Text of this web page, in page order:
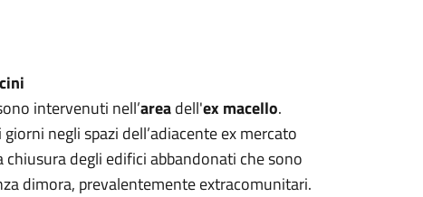
intervenuti nell’areadell'ex macello.
negli spazi dell’adiacente ex mercato
degli edifici abbandonati che sono
dimora, prevalentemente extracomunitari.